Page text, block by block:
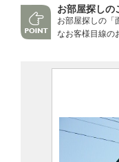
お部屋探しの
お部屋探しの「
なお客様目線の